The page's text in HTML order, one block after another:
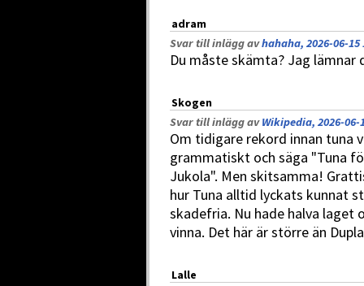
adram
Svar till inlägg avhahaha, 2026-06-15
Du måste skämta? Jag lämnar
Skogen
Svar till inlägg avWikipedia, 2026-06-
Om tidigare rekord innan tuna
grammatiskt och säga "Tuna
Jukola". Men skitsamma!
hur Tuna alltid lyckats kunnat
skadefria. Nu hade halva laget
vinna. Det här är större än
Lalle